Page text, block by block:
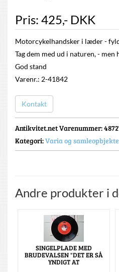
Pris: 425,- DKK
Motorcykelhandsker i læder -
Tag dem med ud i naturen, -
God stand
Varenr.: 2-41842
Kontakt
Antikvitet.net Varenummer:
Kategori:Varia og
Andre produkter i
SINGELPLADE MED
BRUDEVALSEN "DET ER SÅ
YNDIGT AT